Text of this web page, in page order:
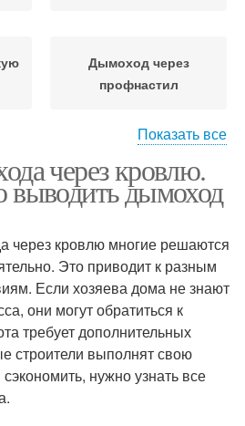
Дымоход через
профнастил
шиферную крышу
Дымоход в бане
Дымоход из
асбестовой трубы
Показать все
через кровлю.
дымоход
через кровлю многие решаются
Это приводит к разным
Если хозяева дома не знают
они могут обратиться к
требует дополнительных
строители выполнят свою
нужно узнать все